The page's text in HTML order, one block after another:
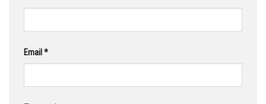
Email *